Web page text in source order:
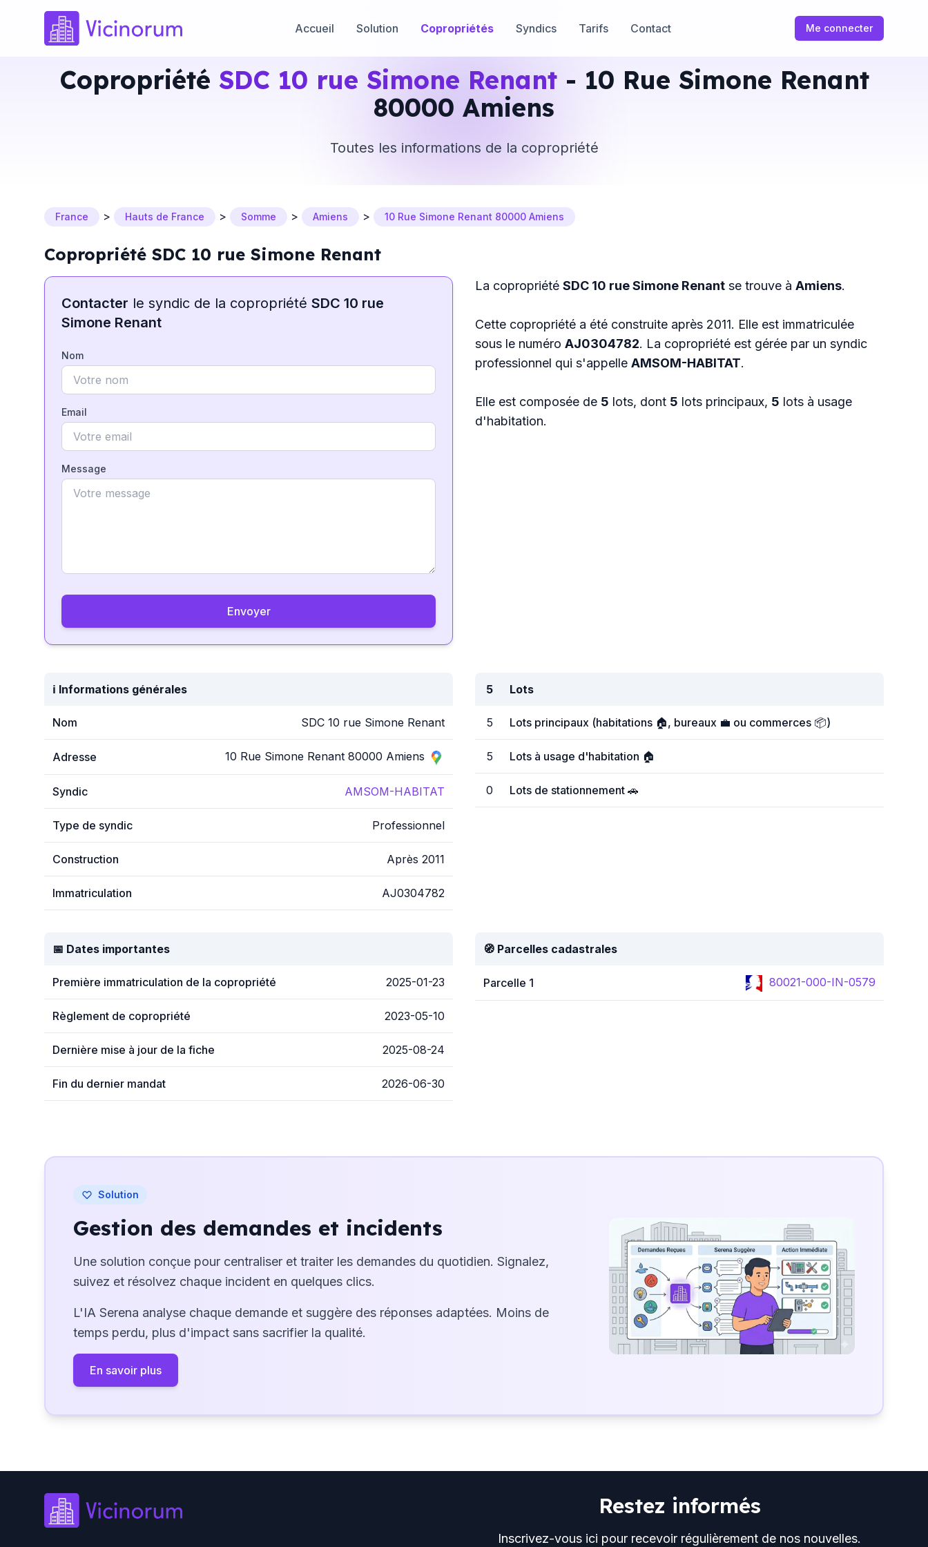
Accueil Solution Copropriétés Syndics Tarifs Contact Me connecter
Copropriété SDC 10 rue Simone Renant- 10 Rue Simone Renant
80000 Amiens
Toutes les informations de la copropriété
France > Hauts de France > Somme > Amiens > 10 Rue Simone Renant 80000 Amiens
Copropriété SDC 10 rue Simone Renant
Contacter le syndic de la copropriété SDC 10 rue
Simone Renant
Nom
Email
Message
Envoyer
La copropriété SDC 10 rue Simone Renant se trouve à Amiens.
Cette copropriété a été construite après 2011. Elle est immatriculée
sous le numéro AJ0304782. La copropriété est gérée par un syndic
professionnel qui s'appelle AMSOM-HABITAT.
Elle est composée de 5 lots, dont 5 lots principaux, 5 lots à usage
d'habitation.
ℹ️ Informations générales
Nom SDC 10 rue Simone Renant
Adresse 10 Rue Simone Renant 80000 Amiens
Syndic AMSOM-HABITAT
Type de syndic Professionnel
Construction Après 2011
Immatriculation AJ0304782
5 Lots
5 Lots principaux (habitations 🏠, bureaux 💼 ou commerces 📦)
5 Lots à usage d'habitation 🏠
0 Lots de stationnement 🚗
📅 Dates importantes
Première immatriculation de la copropriété 2025-01-23
Règlement de copropriété 2023-05-10
Dernière mise à jour de la fiche 2025-08-24
Fin du dernier mandat 2026-06-30
🧭 Parcelles cadastrales
Parcelle 1 80021-000-IN-0579
Solution
Gestion des demandes et incidents
Une solution conçue pour centraliser et traiter les demandes du quotidien. Signalez,
suivez et résolvez chaque incident en quelques clics.
L'IA Serena analyse chaque demande et suggère des réponses adaptées. Moins de
temps perdu, plus d'impact sans sacrifier la qualité.
En savoir plus
Restez informés
Inscrivez-vous ici pour recevoir régulièrement de nos nouvelles.